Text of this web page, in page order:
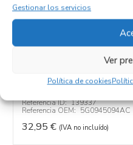
Gestionar los servicios
Ver
Política de cookies
Productos
PILOTO TRASERO
Recambios VOLKSWAGEN
Referencia ID: 139337
Referencia OEM: 5G0945094AC
32,95 € (IVA no incluído)